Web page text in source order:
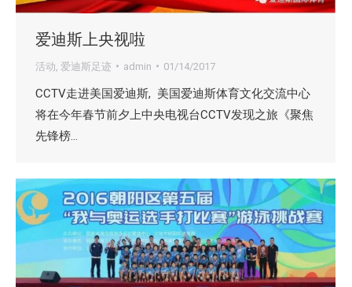
爱迪斯上央视啦
活动 爱迪斯足迹 admin 01/14/2017
CCTV走进美国爱迪斯, 美国爱迪斯体育文化交流中心
将在今年春节前夕上中央电视台CCTV发现之旅《聚焦
先锋榜…